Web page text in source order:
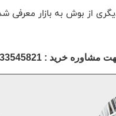
: 33545821-33545822